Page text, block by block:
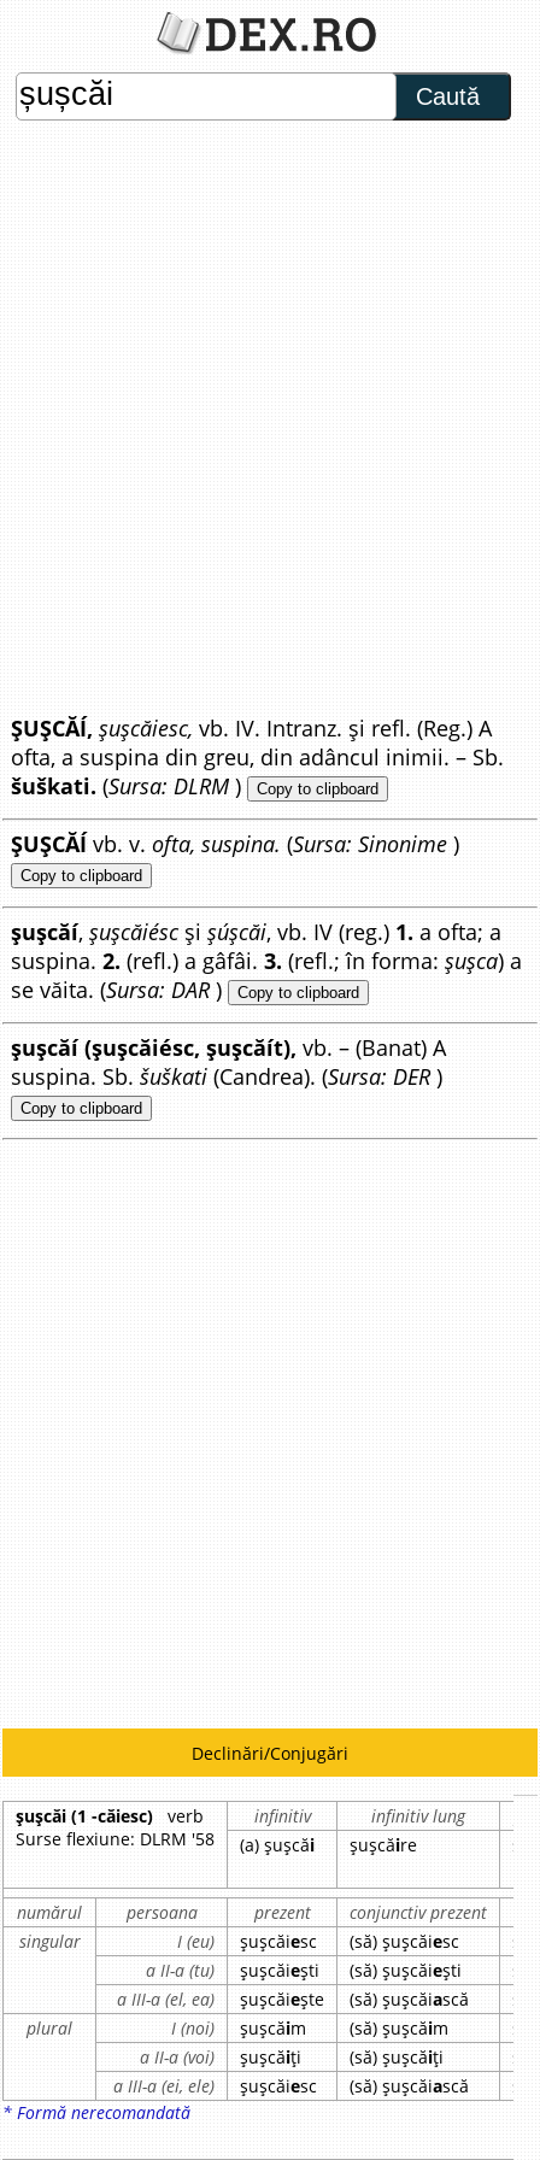
Caută
ȘUȘCĂÍ, șușcăiesc, vb. IV. Intranz. și refl. (Reg.) A
ofta, a suspina din greu, din adâncul inimii. – Sb.
šuškati. (Sursa: DLRM ) Copy to clipboard
ȘUȘCĂÍ vb. v.ofta, suspina. (Sursa: Sinonime )
Copy to clipboard
șușcăí,șușcăiésc șișúșcăi, vb. IV (reg.) 1. a ofta; a
suspina.2. (refl.) a gâfâi.3. (refl.; în forma:șușca) a
se văita. (Sursa: DAR) Copy to clipboard
șușcăí (șușcăiésc, șușcăít), vb. – (Banat) A
suspina. Sb.šuškati (Candrea). (Sursa: DER)
Copy to clipboard
Declinări/Conjugări
șușcăi (1 -căiesc) verb
Surse flexiune: DLRM '58
infinitiv infinitiv lung
(a) șușcăi șușcăire
numărul persoana prezent conjunctiv prezent
singular
I (eu) șușcăiesc (să) șușcăiesc
a II-a (tu)
șușcăiești (să) șușcăiești
a III-a (el, ea)
șușcăiește (să) șușcăiască
plural
I (noi) șușcăim (să) șușcăim
a II-a (voi)
șușcăiți (să) șușcăiți
a III-a (ei, ele)
șușcăiesc (să) șușcăiască
* Formă nerecomandată